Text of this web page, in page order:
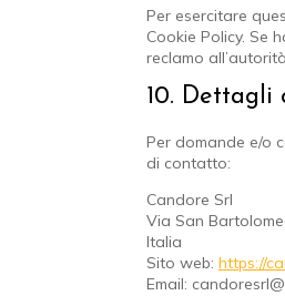
Per esercitare
Cookie Policy. Se
reclamo
10. Dettagli
Per domande e/o
di contatto:
Candore Srl
Via San
Italia
Sito web: https://
Email: candoresrl@